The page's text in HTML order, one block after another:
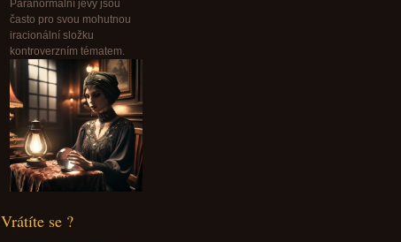
Paranormální jevy jsou
často pro svou mohutnou
iracionální složku
kontroverzním tématem.
Vrátíte se ?